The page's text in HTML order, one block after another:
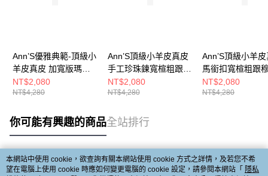
Ann’S優雅典範-頂級小
羊皮真皮 加寬版瑪麗
珍穆勒鞋1cm-白 (版型
偏小)
NT$2,080
NT$4,280
Ann’S頂級小羊皮真皮
手工珍珠鍊寬楦粗跟穆
勒鞋3.5cm-黑
NT$2,080
NT$4,280
Ann’S頂級小羊
馬銜扣寬楦粗跟
3.5cm-黑
NT$2,080
NT$4,280
你可能有興趣的商品全站排行
熱門標籤
本網站中使用 cookie，欲查詢有關本網站使用 cookie 方式之詳情，及若您不希
望在電腦上使用 cookie 時應如何變更電腦的 cookie 設定，請參閱本網站「 隱私